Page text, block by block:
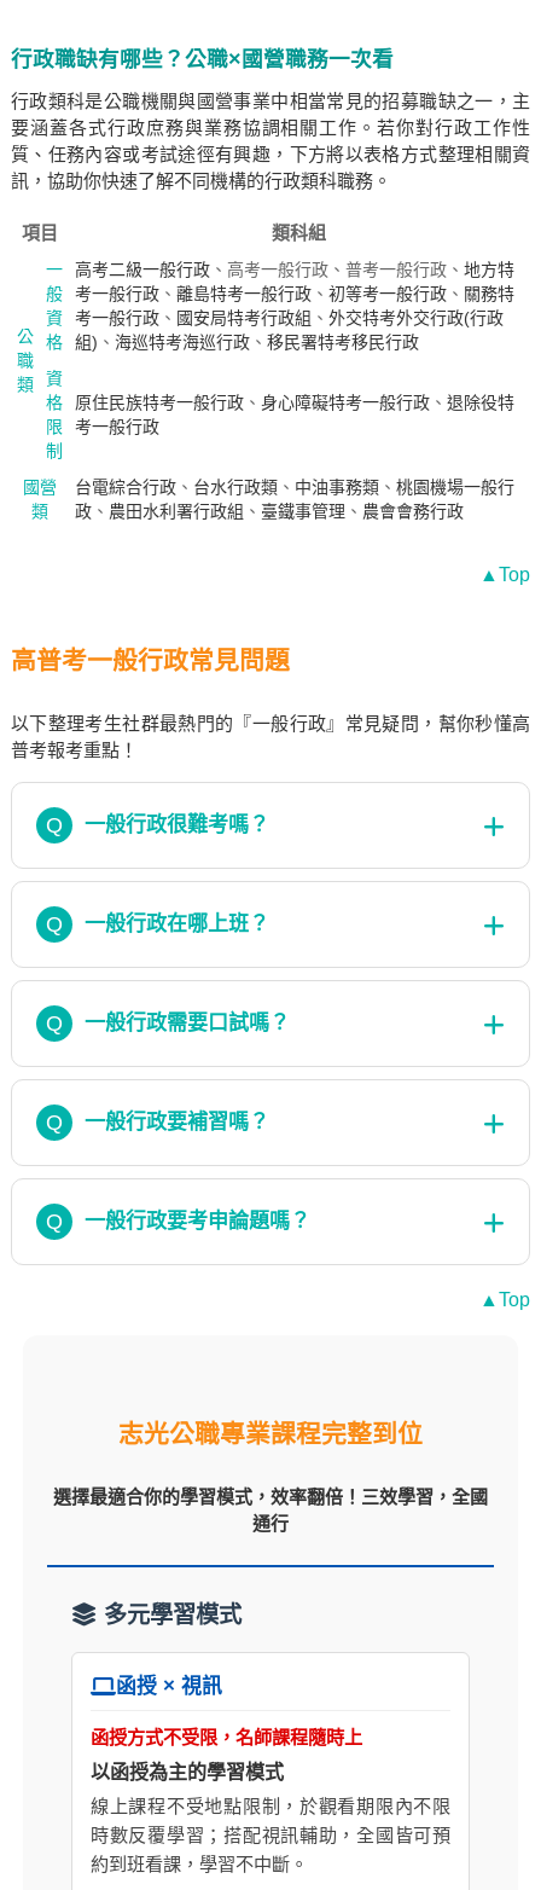
行政職缺有哪些？公職×國營職務一次看
行政類科是公職機關與國營事業中相當常見的招募職缺之一，主
要涵蓋各式行政庶務與業務協調相關工作。若你對行政工作性
質、任務內容或考試途徑有興趣，下方將以表格方式整理相關資
訊，協助你快速了解不同機構的行政類科職務。
項目 類科組
公
職
類
一
般
資
格
高考二級一般行政、高考一般行政、普考一般行政、 地方特
考一般行政、 離島特考一般行政、 初等考一般行政、 關務特
考一般行政、 國安局特考行政組 、 外交特考外交行政(行政
組) 、 海巡特考海巡行政、 移民署特考移民行政
資
格
限
制
原住民族特考一般行政、 身心障礙特考一般行政、 退除役特
考一般行政
國營
類
台電綜合行政、 台水行政類、 中油事務類、 桃園機場一般行
政、 農田水利署行政組 、 臺鐵事管理 、 農會會務行政
▲Top
高普考一般行政常見問題
以下整理考生社群最熱門的『一般行政』常見疑問，幫你秒懂高
普考報考重點！
Q 一般行政很難考嗎？
Q 一般行政在哪上班？
Q 一般行政需要口試嗎？
Q 一般行政要補習嗎？
Q 一般行政要考申論題嗎？
▲Top
志光公職專業課程完整到位
選擇最適合你的學習模式，效率翻倍！三效學習，全國
通行
多元學習模式
函授 × 視訊
函授方式不受限，名師課程隨時上
以函授為主的學習模式
線上課程不受地點限制，於觀看期限內不限
時數反覆學習；搭配視訊輔助，全國皆可預
約到班看課，學習不中斷。